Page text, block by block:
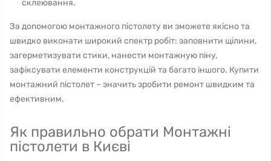
склеювання.
За допомогою монтажного пістолету ви зможете якісно та
швидко виконати широкий спектр робіт: заповнити щілини,
загерметизувати стики, нанести монтажную піну,
зафіксувати елементи конструкцій та багато іншого. Купити
монтажний пістолет – значить зробити ремонт швидким та
ефективним.
Як правильно обрати Монтажні
пістолети в Києві